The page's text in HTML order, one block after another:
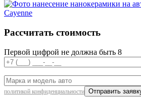
Рассчитать стоимость
Первой цифрой не должна быть 8
политикой конфиденциальности